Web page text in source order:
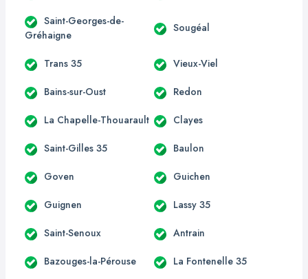
Saint-Georges-de-
Gréhaigne
Sougéal
Trans 35 Vieux-Viel
Bains-sur-Oust Redon
La Chapelle-Thouarault Clayes
Saint-Gilles 35 Baulon
Goven Guichen
Guignen Lassy 35
Saint-Senoux Antrain
Bazouges-la-Pérouse La Fontenelle 35